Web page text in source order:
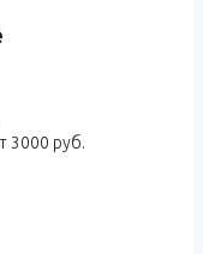
3000 руб.